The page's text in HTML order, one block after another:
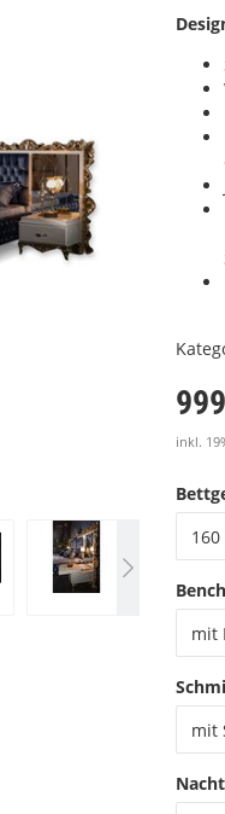
inkl.
160
Bench
mit
mit